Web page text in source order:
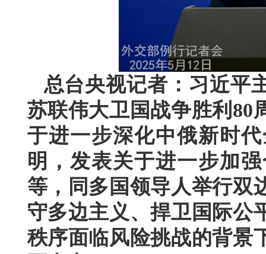
总台央视记者：习近平
苏联伟大卫国战争胜利80
于进一步深化中俄新时
明，发表关于进一步加
等，同多国领导人举行双
守多边主义、捍卫国际公
秩序面临风险挑战的背景